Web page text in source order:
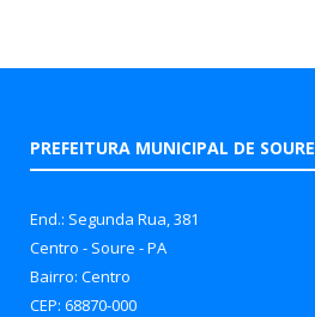
PREFEITURA MUNICIPAL DE SOURE
End.: Segunda Rua, 381
Centro - Soure - PA
Bairro: Centro
CEP: 68870-000